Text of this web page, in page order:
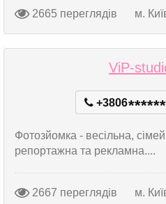
2665 переглядів м.
ViP-
+3806******
Фотозйомка - весільна,
репортажна та рекламна....
2667 переглядів м.